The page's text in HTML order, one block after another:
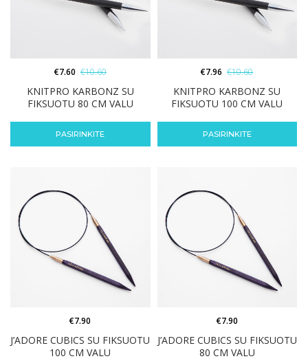
KNITPRO KARBONZ SU
FIKSUOTU 80 CM VALU
€7.60 €10.60
PASIRINKITE
KNITPRO KARBONZ SU
FIKSUOTU 100 CM VALU
€7.96 €10.60
PASIRINKITE
J’ADORE CUBICS SU FIKSUOTU
100 CM VALU
€7.90
J’ADORE CUBICS SU FIKSUOTU
80 CM VALU
€7.90